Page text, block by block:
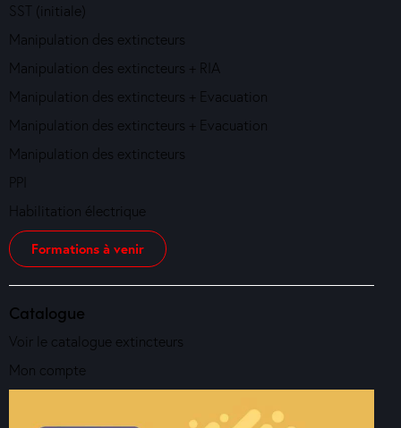
SST (initiale)
Manipulation des extincteurs
Manipulation des extincteurs + RIA
Manipulation des extincteurs + Evacuation
Manipulation des extincteurs + Evacuation
Manipulation des extincteurs
PPI
Habilitation électrique
Formations à venir
Catalogue
Voir le catalogue extincteurs
Mon compte